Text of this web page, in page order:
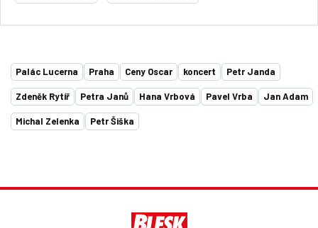
Palác Lucerna Praha Ceny Oscar koncert Petr Janda
Zdeněk Rytíř Petra Janů Hana Vrbová Pavel Vrba Jan Adam
Michal Zelenka Petr Šiška